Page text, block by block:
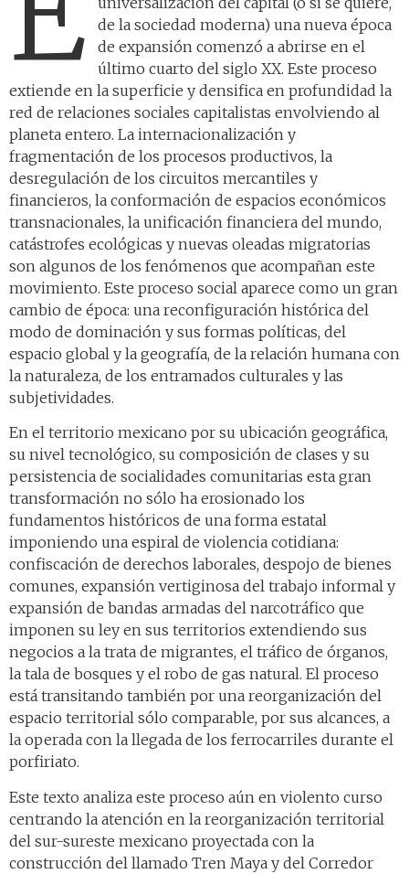
de la sociedad moderna) una nueva época
de expansión comenzó a abrirse en el
último cuarto del siglo XX. Este proceso
extiende en la superficie y densifica en profundidad la
red de relaciones sociales capitalistas envolviendo al
planeta entero. La internacionalización y
fragmentación de los procesos productivos, la
desregulación de los circuitos mercantiles y
financieros, la conformación de espacios económicos
transnacionales, la unificación financiera del mundo,
catástrofes ecológicas y nuevas oleadas migratorias
son algunos de los fenómenos que acompañan este
movimiento. Este proceso social aparece como un gran
cambio de época: una reconfiguración histórica del
modo de dominación y sus formas políticas, del
espacio global y la geografía, de la relación humana con
la naturaleza, de los entramados culturales y las
subjetividades.
En el territorio mexicano por su ubicación geográfica,
su nivel tecnológico, su composición de clases y su
persistencia de socialidades comunitarias esta gran
transformación no sólo ha erosionado los
fundamentos históricos de una forma estatal
imponiendo una espiral de violencia cotidiana:
confiscación de derechos laborales, despojo de bienes
comunes, expansión vertiginosa del trabajo informal y
expansión de bandas armadas del narcotráfico que
imponen su ley en sus territorios extendiendo sus
negocios a la trata de migrantes, el tráfico de órganos,
la tala de bosques y el robo de gas natural. El proceso
está transitando también por una reorganización del
espacio territorial sólo comparable, por sus alcances, a
la operada con la llegada de los ferrocarriles durante el
porfiriato.
Este texto analiza este proceso aún en violento curso
centrando la atención en la reorganización territorial
del sur-sureste mexicano proyectada con la
construcción del llamado Tren Maya y del Corredor